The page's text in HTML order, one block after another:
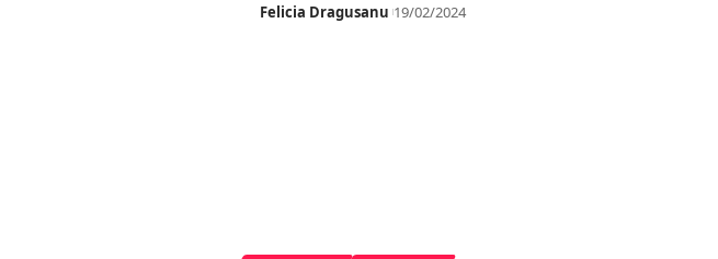
Felicia Dragusanu 19/02/2024